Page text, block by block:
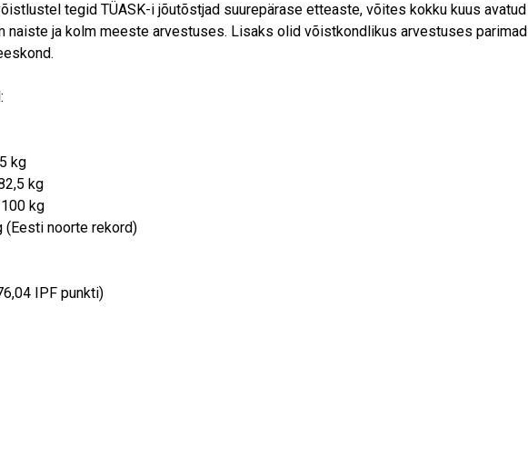
tegid TÜASK-i jõutõstjad suurepärase etteaste, võites kokku kuus avatud
ja kolm meeste arvestuses. Lisaks olid võistkondlikus arvestuses parimad
kg
kg
kg
(Eesti noorte rekord)
IPF punkti)